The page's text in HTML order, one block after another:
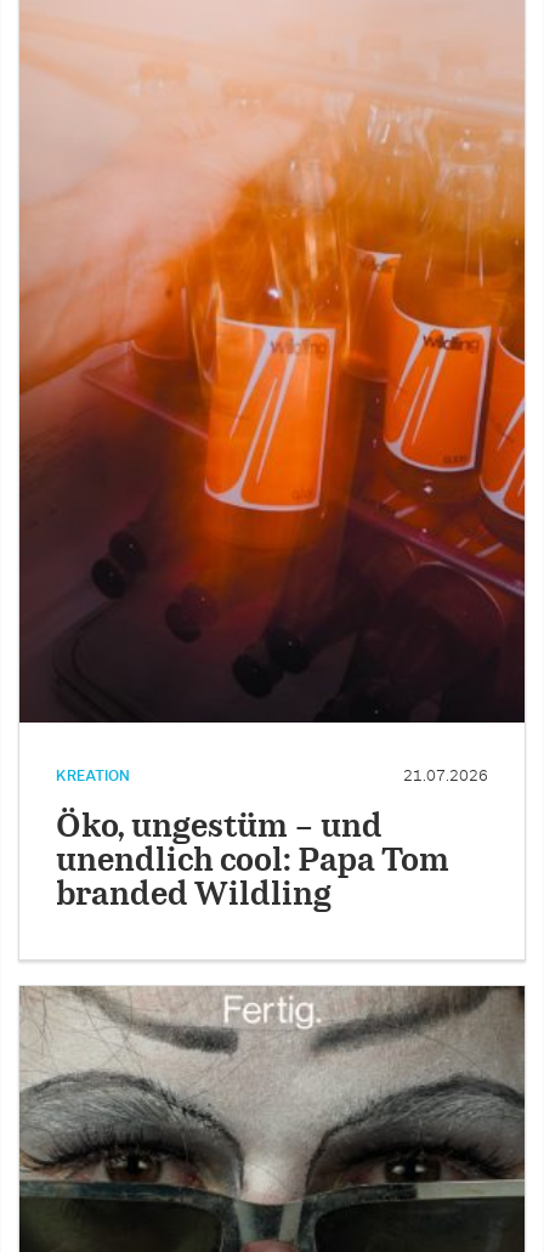
KREATION 21.07.2026
Öko, ungestüm – und
unendlich cool: Papa Tom
branded Wildling